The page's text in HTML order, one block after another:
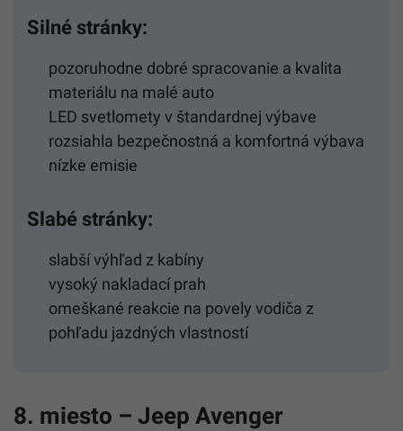
Silné stránky:
pozoruhodne dobré spracovanie a kvalita
materiálu na malé auto
LED svetlomety v štandardnej výbave
rozsiahla bezpečnostná a komfortná výbava
nízke emisie
Slabé stránky:
slabší výhľad z kabíny
vysoký nakladací prah
omeškané reakcie na povely vodiča z
pohľadu jazdných vlastností
8. miesto – Jeep Avenger